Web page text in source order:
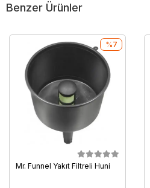
Benzer Ürünler
Mr. Funnel Yakıt Filtreli Huni
%7